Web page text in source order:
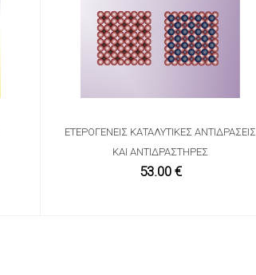
ΕΤΕΡΟΓΕΝΕΊΣ ΚΑΤΑΛΥΤΙΚΈΣ ΑΝΤΙΔΡΆΣΕΙΣ
ΚΑΙ ΑΝΤΙΔΡΑΣΤΉΡΕΣ
53.00 €